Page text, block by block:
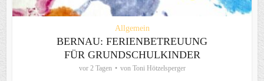
Allgemein
BERNAU: FERIENBETREUUNG
FÜR GRUNDSCHULKINDER
vor 2 Tagen von Toni Hötzelsperger